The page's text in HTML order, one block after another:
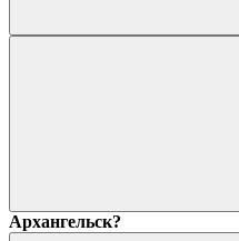
Архангельск?